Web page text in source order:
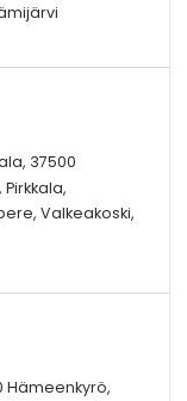
37500
Valkeakoski,
Hämeenkyrö,